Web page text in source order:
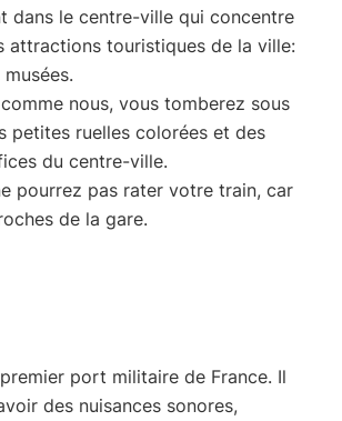
dans le centre-ville qui concentre
attractions touristiques de la ville:
nous, vous tomberez sous
petites ruelles colorées et des
du centre-ville.
pourrez pas rater votre train, car
de la gare.
premier port militaire de France. Il
des nuisances sonores,